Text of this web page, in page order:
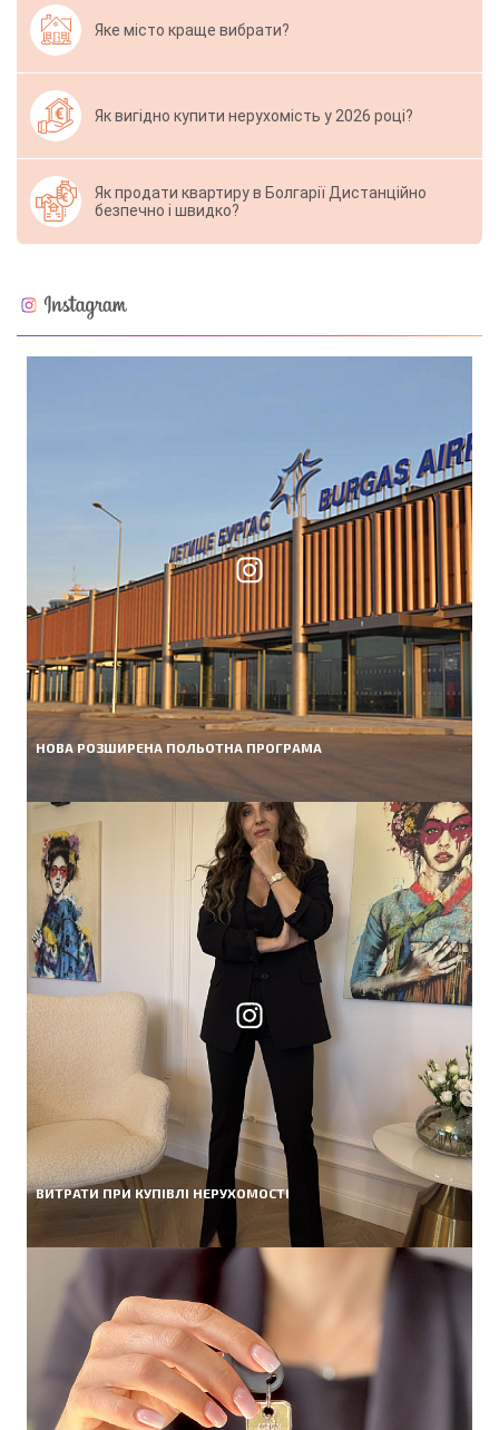
Яке місто краще вибрати?
Як вигідно купити нерухомість у 2026 році?
Як продати квартиру в Болгарії Дистанційно
безпечно і швидко?
НОВА РОЗШИРЕНА ПОЛЬОТНА ПРОГРАМА
ВИТРАТИ ПРИ КУПІВЛІ НЕРУХОМОСТІ